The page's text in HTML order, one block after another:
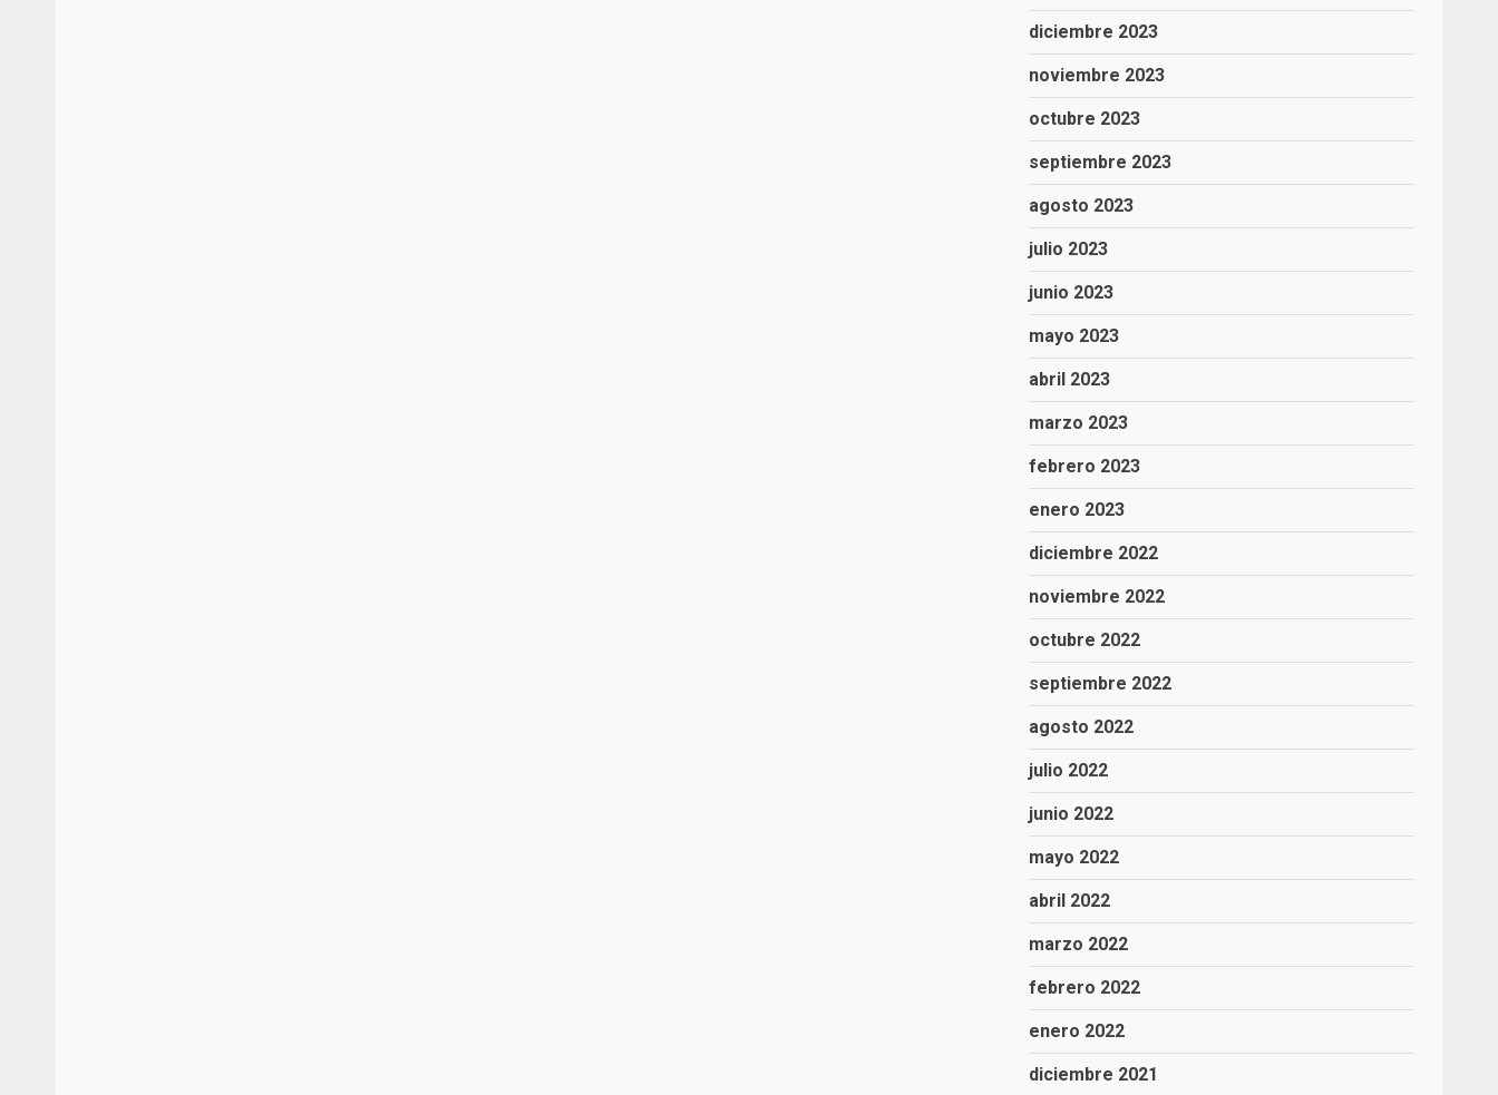
diciembre 2023
noviembre 2023
octubre 2023
septiembre 2023
agosto 2023
julio 2023
junio 2023
mayo 2023
abril 2023
marzo 2023
febrero 2023
enero 2023
diciembre 2022
noviembre 2022
octubre 2022
septiembre 2022
agosto 2022
julio 2022
junio 2022
mayo 2022
abril 2022
marzo 2022
febrero 2022
enero 2022
diciembre 2021